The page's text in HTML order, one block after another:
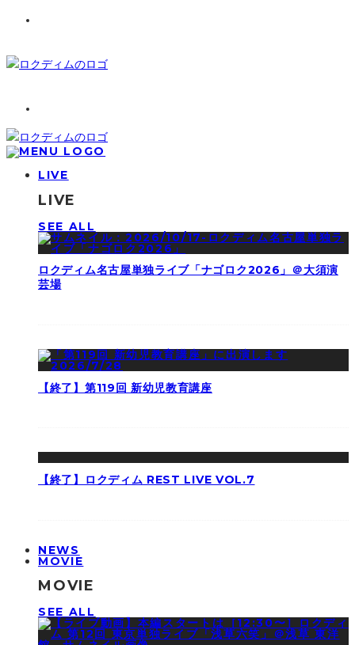
LIVE
LIVE
SEE ALL
ロクディム名古屋単独ライブ「ナゴロク2026」＠大須演
芸場
【終了】第119回 新幼児教育講座
【終了】ロクディム REST LIVE VOL.7
NEWS
MOVIE
MOVIE
SEE ALL